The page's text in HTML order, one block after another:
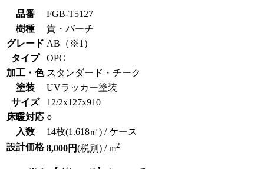
品番
FGB-T5127
樹種
貴・バーチ
グレード AB （※1）
タイプ
OPC
加工・色 スタンダード・チーク
塗装
UVラッカー塗装
サイズ
12/2x127x910
床暖対応 ○
入数
14枚(1.618㎡) / ケース
設計価格 8,000円(税別) / m2